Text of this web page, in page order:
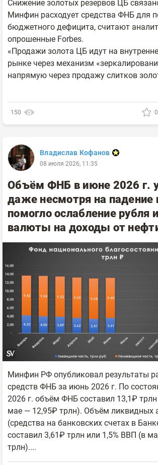
Снижение золотых резервов ЦБ
Минфин расходует средства ФНБ для
бюджетного дефицита, считают
опрошенные Forbes.
«Продажи золота ЦБ идут на
рынке через механизм
напрямую через продажу слитков
150 0
Владислав Кофанов
08 июля 2026, 11:35
Объём ФНБ в июне 2026 г.
даже несмотря на падение
помогло ослабление рубля
валюты на доходы от
Минфин РФ опубликовал результаты
средств ФНБ за июнь 2026 г. По
2026 г. объём ФНБ составил 13,1₽
мае — 12,95₽ трлн). Объём ликвидных
(средства на банковских счетах в
составил 3,61₽ трлн или 1,5% ВВП (в
трлн)....